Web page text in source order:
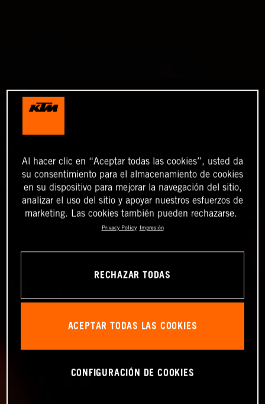
Al hacer clic en “Aceptar todas las cookies”, usted da
su consentimiento para el almacenamiento de cookies
en su dispositivo para mejorar la navegación del sitio,
analizar el uso del sitio y apoyar nuestros esfuerzos de
marketing. Las cookies también pueden rechazarse.
Privacy Policy Impresión
RECHAZAR TODAS
ACEPTAR TODAS LAS COOKIES
CONFIGURACIÓN DE COOKIES